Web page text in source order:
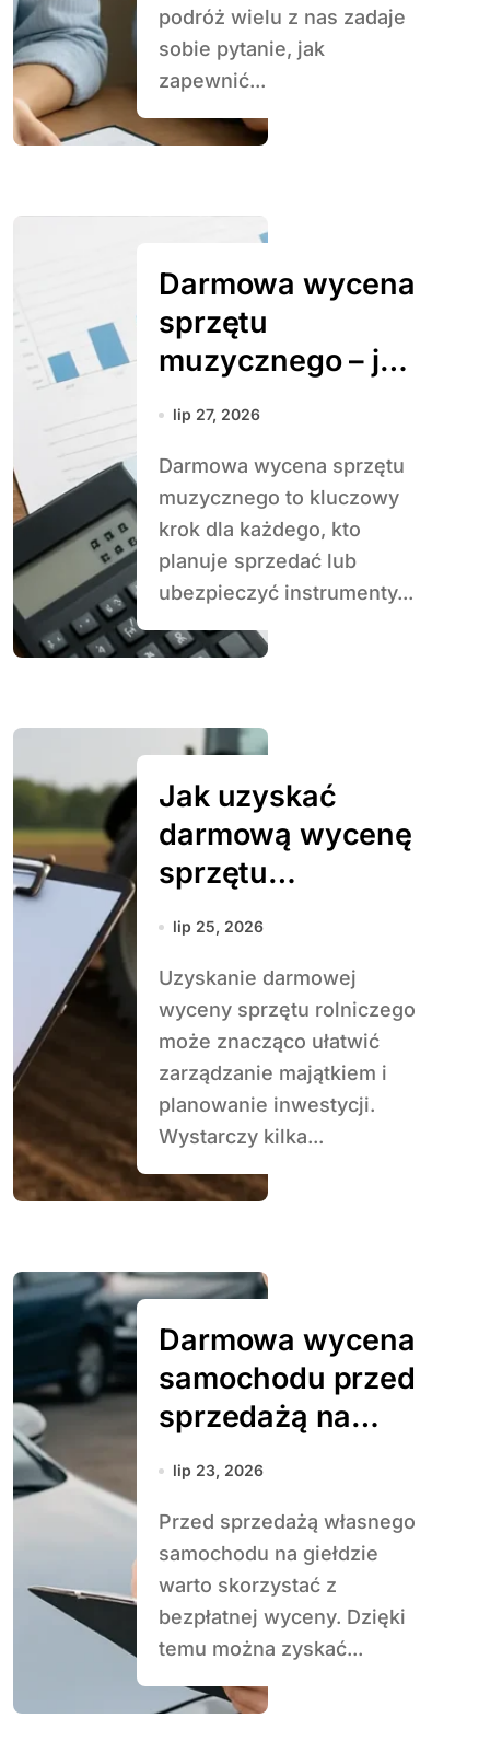
podróż wielu z nas zadaje
sobie pytanie, jak
zapewnić...
Darmowa wycena
sprzętu
muzycznego – jak
to zrobić
lip 27, 2026
Darmowa wycena sprzętu
muzycznego to kluczowy
krok dla każdego, kto
planuje sprzedać lub
ubezpieczyć instrumenty...
Jak uzyskać
darmową wycenę
sprzętu
rolniczego
lip 25, 2026
Uzyskanie darmowej
wyceny sprzętu rolniczego
może znacząco ułatwić
zarządzanie majątkiem i
planowanie inwestycji.
Wystarczy kilka...
Darmowa wycena
samochodu przed
sprzedażą na
giełdzie
lip 23, 2026
Przed sprzedażą własnego
samochodu na giełdzie
warto skorzystać z
bezpłatnej wyceny. Dzięki
temu można zyskać...